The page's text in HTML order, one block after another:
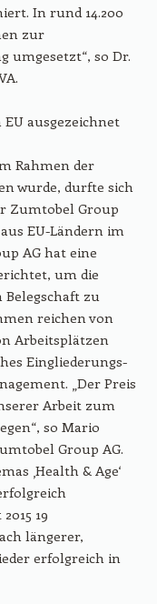
In rund 14.200
zur
umgesetzt“, so Dr.
ausgezeichnet
Rahmen der
wurde, durfte sich
Zumtobel Group
EU-Ländern im
AG hat eine
um die
zu
reichen von
Arbeitsplätzen
Eingliederungs-
„Der Preis
Arbeit zum
so Mario
Group AG.
‚Health & Age‘
19
längerer,
erfolgreich in